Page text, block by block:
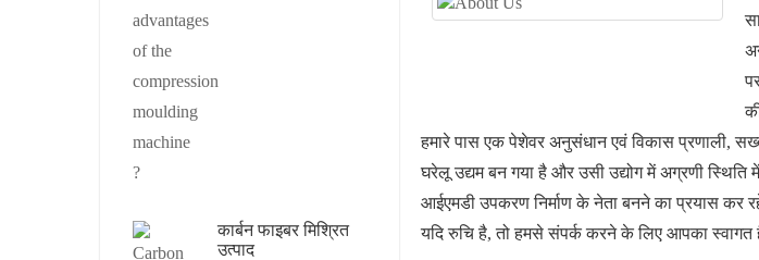
कार्बन फाइबर मिश्रित
उत्पाद
हमारे पास एक पेशेवर अनुसंधान एवं विकास प्रणाली,
घरेलू उद्यम बन गया है और उसी उद्योग में अग्रणी स्थिति
आईएमडी उपकरण निर्माण के नेता बनने का प्रयास कर
यदि रुचि है, तो हमसे संपर्क करने के लिए आपका